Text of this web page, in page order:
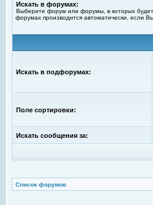
Искать в форумах:
Выберите форум или форумы, в которых
форумах производится автоматически, если
Искать в подфорумах:
Поле сортировки:
Искать сообщения за:
Список форумов